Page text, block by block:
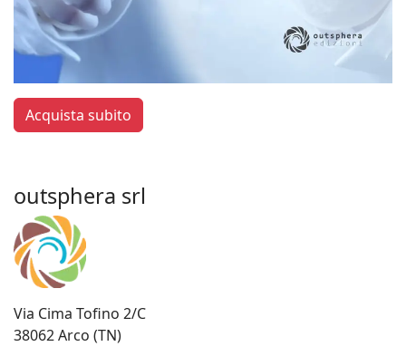
Acquista subito
outsphera srl
Via Cima Tofino 2/C
38062 Arco (TN)